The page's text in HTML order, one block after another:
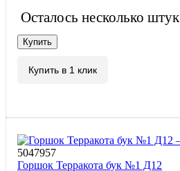
Осталось несколько штук
Купить
Купить в 1 клик
5047957
Горшок Терракота бук №1 Д12